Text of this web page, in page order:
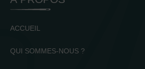
ACCUEIL
QUI SOMMES-NOUS ?